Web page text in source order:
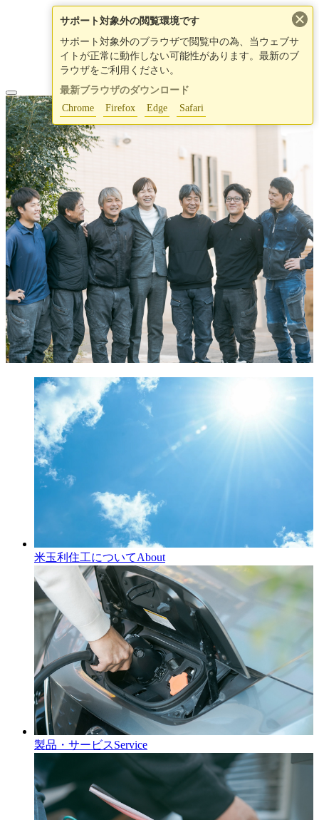
サポート対象外の閲覧環境です
サポート対象外のブラウザで閲覧中の為、当ウェブサ
イトが正常に動作しない可能性があります。最新のブ
ラウザをご利用ください。
最新ブラウザのダウンロード
Chrome
Firefox Edge Safari
米玉利住工についてAbout
製品・サービスService